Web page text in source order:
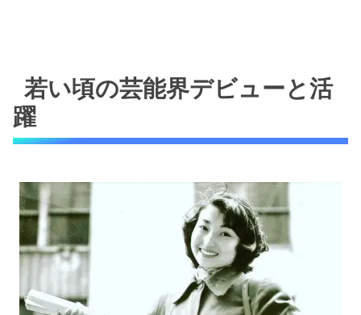
若い頃の芸能界デビューと活
躍